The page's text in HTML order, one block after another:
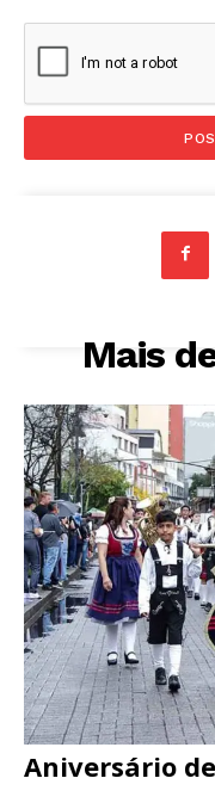
Mais
Aniversário